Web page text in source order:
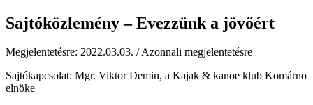
Sajtóközlemény – Evezzünk a jövőért
Megjelentetésre: 2022.03.03. / Azonnali megjelentetésre
Sajtókapcsolat: Mgr. Viktor Demin, a Kajak & kanoe klub Komárno
elnöke